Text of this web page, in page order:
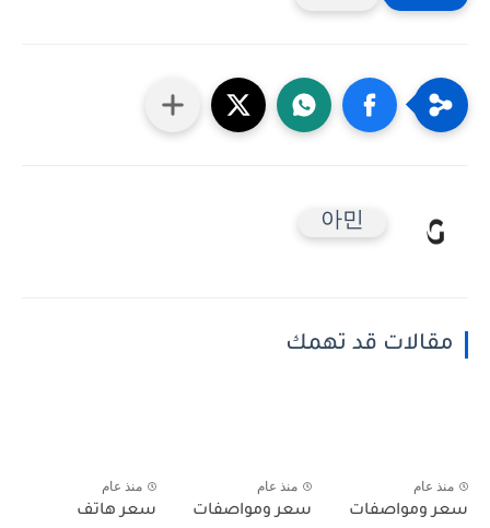
아민
مقالات قد تهمك
منذ عام
سعر ومواصفات
منذ عام
سعر ومواصفات
منذ عام
سعر هاتف